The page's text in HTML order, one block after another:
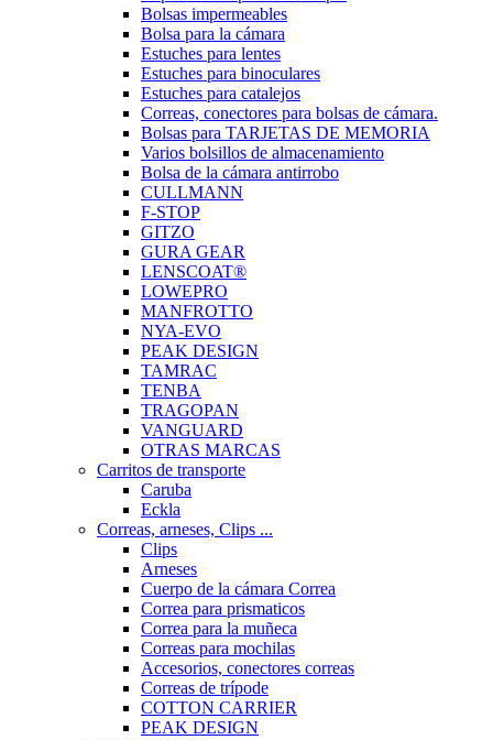
Bolsas impermeables
Bolsa para la cámara
Estuches para lentes
Estuches para binoculares
Estuches para catalejos
Correas, conectores para bolsas de cámara.
Bolsas para TARJETAS DE MEMORIA
Varios bolsillos de almacenamiento
Bolsa de la cámara antirrobo
CULLMANN
F-STOP
GITZO
GURA GEAR
LENSCOAT®
LOWEPRO
MANFROTTO
NYA-EVO
PEAK DESIGN
TAMRAC
TENBA
TRAGOPAN
VANGUARD
OTRAS MARCAS
Carritos de transporte
Caruba
Eckla
Correas, arneses, Clips ...
Clips
Arneses
Cuerpo de la cámara Correa
Correa para prismaticos
Correa para la muñeca
Correas para mochilas
Accesorios, conectores correas
Correas de trípode
COTTON CARRIER
PEAK DESIGN